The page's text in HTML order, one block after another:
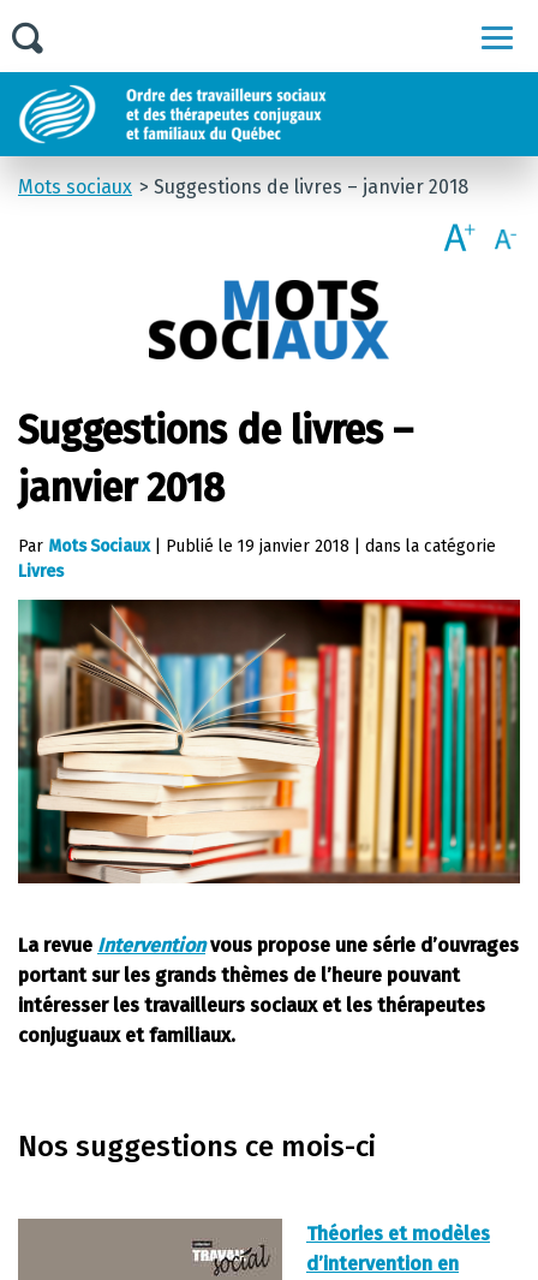
Mots sociaux Suggestions de livres – janvier 2018
Suggestions de livres –
janvier 2018
Par Mots Sociaux| Publié le 19 janvier 2018
dans la catégorie
Livres
La revue Interventionvous propose une série d’ouvrages
portant sur les grands thèmes de l’heure pouvant
intéresser les travailleurs sociaux et les thérapeutes
conjuguaux et familiaux.
Nos suggestions ce mois-ci
Théories et modèles
d’intervention en